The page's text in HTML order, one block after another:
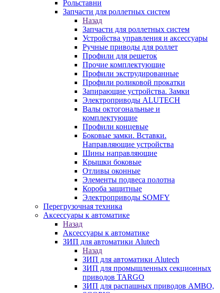
Рольставни
Запчасти для роллетных систем
Назад
Запчасти для роллетных систем
Устройства управления и аксессуары
Ручные приводы для роллет
Профили для решеток
Прочие комплектующие
Профили экструдированные
Профили роликовой прокатки
Запирающие устройства. Замки
Электроприводы ALUTECH
Валы октогональные и
комплектующие
Профили концевые
Боковые замки. Вставки.
Направляющие устройства
Шины направляющие
Крышки боковые
Отливы оконные
Элементы подвеса полотна
Короба защитные
Электроприводы SOMFY
Перегрузочная техника
Аксессуары к автоматике
Назад
Аксессуары к автоматике
ЗИП для автоматики Alutech
Назад
ЗИП для автоматики Alutech
ЗИП для промышленных секционных
приводов TARGO
ЗИП для распашных приводов AMBO,